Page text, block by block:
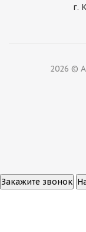
г.
2026 ©
Закажите звонок